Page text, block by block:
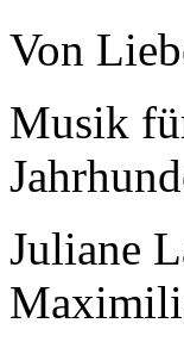
Von
Musik
Juliane